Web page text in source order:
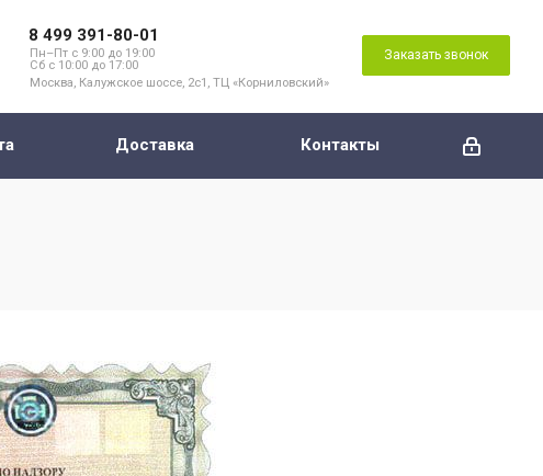
8 499 391-80-01
Пн–Пт с 9:00 до 19:00
Сб с 10:00 до 17:00
Москва, Калужское шоссе, 2с1, ТЦ «Корниловский»
Заказать звонок
Доставка Контакты